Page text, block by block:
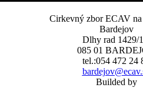
Cirkevný zbor ECAV
Bardejov
Dlhy rad 1429/
085 01
tel.:054 472 24
Builded by